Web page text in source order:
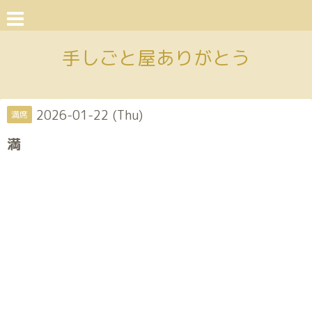
手しごと屋ありがとう
満席 2026-01-22 (Thu)
満